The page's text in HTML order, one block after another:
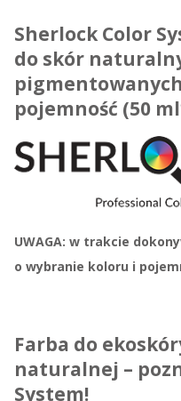
Sherlock Color
do skór
pojemność (50
UWAGA: w trakcie
o wybranie koloru i
Farba do
naturalnej –
System!